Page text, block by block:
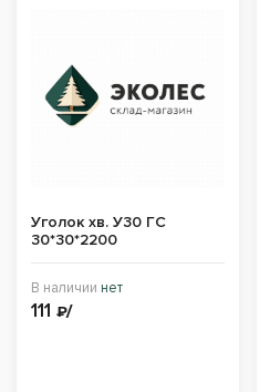
Уголок хв. У30 ГС
30*30*2200
В наличии нет
111 ₽/